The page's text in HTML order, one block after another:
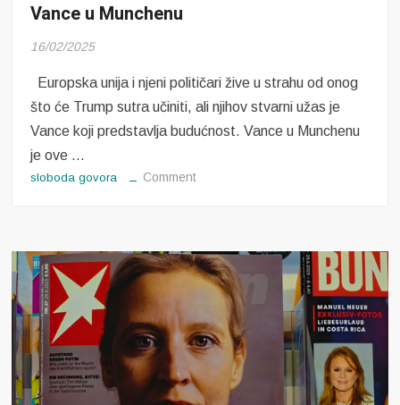
Vance u Munchenu
16/02/2025
Europska unija i njeni političari žive u strahu od onog
što će Trump sutra učiniti, ali njihov stvarni užas je
Vance koji predstavlja budućnost. Vance u Munchenu
je ove …
sloboda govora Commenton